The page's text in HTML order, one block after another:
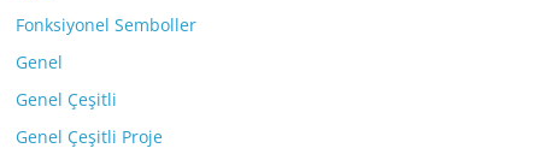
Fonksiyonel Semboller
Genel
Genel Çeşitli
Genel Çeşitli Proje